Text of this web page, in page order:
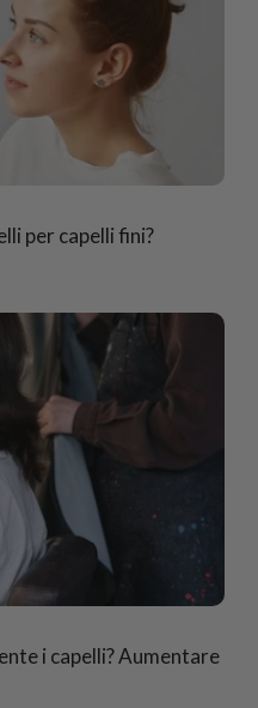
per capelli fini?
i capelli? Aumentare